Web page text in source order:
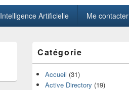
Intelligence Artificielle Me contacter
principale
de
widget
pour
Catégorie
Accueil (31)
Active Directory (19)